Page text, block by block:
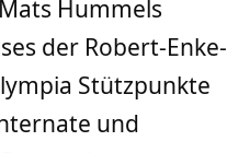
Hummels
der Robert-Enke-
Stützpunkte
und